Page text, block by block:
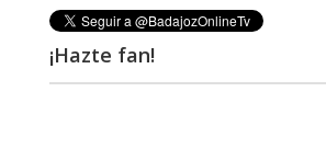
¡Hazte fan!